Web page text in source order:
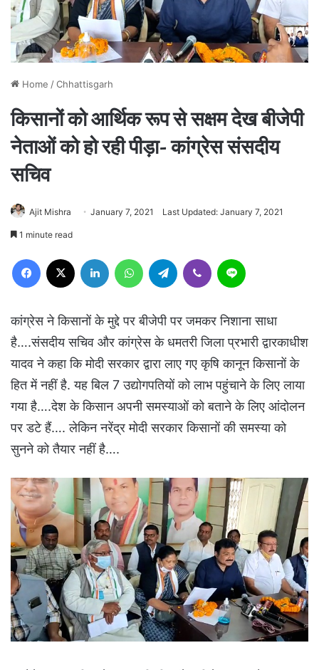
Home /Chhattisgarh
किसानों को आर्थिक रूप से सक्षम देख बीजेपी
नेताओं को हो रही पीड़ा- कांग्रेस संसदीय
सचिव
Ajit Mishra January 7, 2021 Last Updated: January 7, 2021
1 minute read
Facebook LinkedIn WhatsAppTelegram Viber
कांग्रेस ने किसानों के मुद्दे पर बीजेपी पर जमकर निशाना साधा
है….संसदीय सचिव और कांग्रेस के धमतरी जिला प्रभारी द्वारकाधीश
यादव ने कहा कि मोदी सरकार द्वारा लाए गए कृषि कानून किसानों के
हित में नहीं है. यह बिल 7 उद्योगपतियों को लाभ पहुंचाने के लिए लाया
गया है….देश के किसान अपनी समस्याओं को बताने के लिए आंदोलन
पर डटे हैं…. लेकिन नरेंद्र मोदी सरकार किसानों की समस्या को
सुनने को तैयार नहीं है….